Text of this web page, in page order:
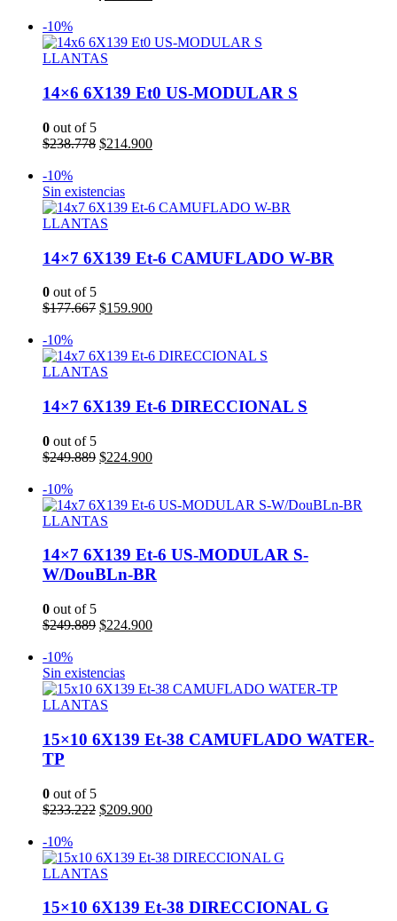
era:
$238.778.
es:
-10%
LLANTAS
14×6 6X139 Et0 US-MODULAR S
0 out of 5
$238.778 El
era:
$238.778.
$214.900El
$214.900.
-10%
Sin existencias
LLANTAS
14×7 6X139 Et-6 CAMUFLADO W-BR
0 out of 5
$177.667 El
era:
$177.667.
$159.900El
es:
-10%
LLANTAS
14×7 6X139 Et-6 DIRECCIONAL S
0 out of 5
$249.889 El
era:
$249.889.
$224.900El
es:
-10%
LLANTAS
14×7 6X139 Et-6 US-MODULAR S-
W/DouBLn-BR
0 out of 5
$249.889 El
era:
$249.889.
$224.900El
$224.900.
-10%
Sin existencias
LLANTAS
15×10 6X139 Et-38 CAMUFLADO WATER-
TP
0 out of 5
$233.222 El
era:
$233.222.
$209.900El
es:
-10%
LLANTAS
15×10 6X139 Et-38 DIRECCIONAL G